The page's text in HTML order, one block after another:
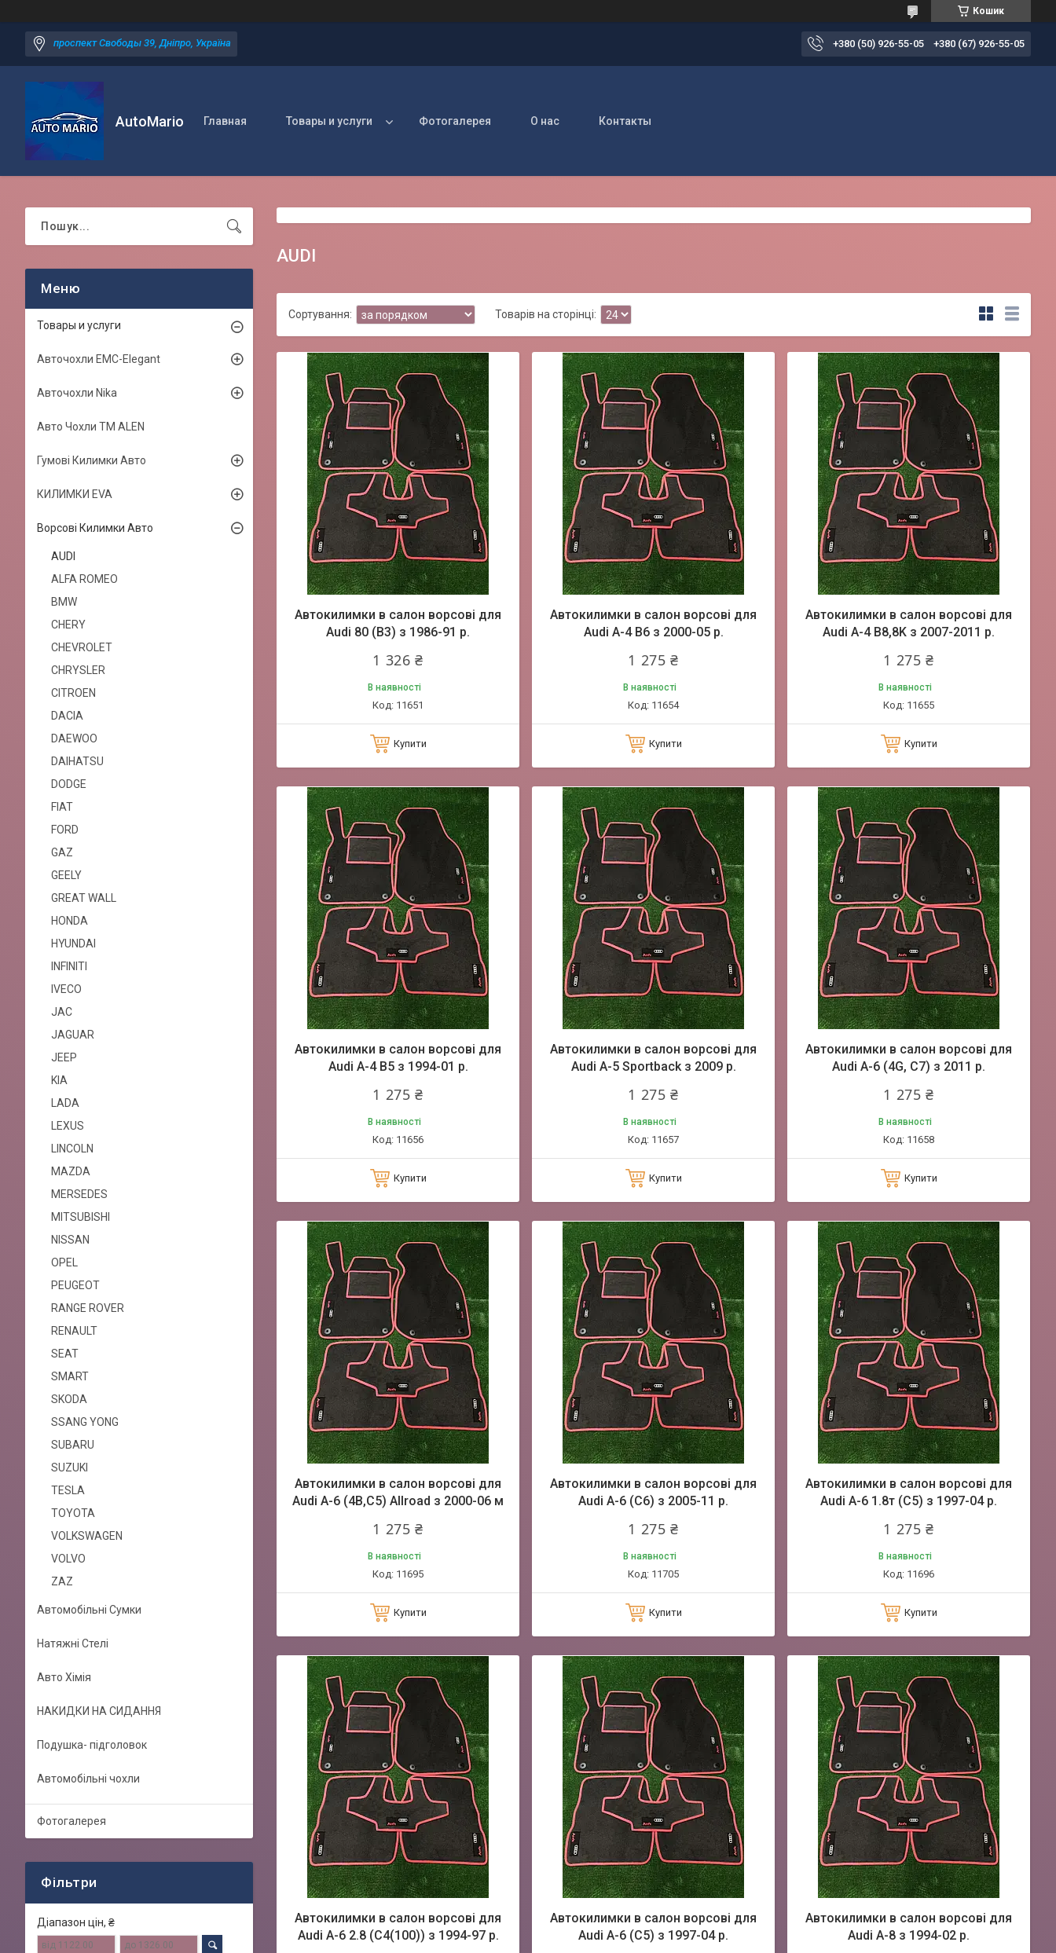
Кошик
проспект Свободы 39, Дніпро, Україна +380 (50) 926-55-05 +380 (67) 926-55-05
AutoMario Главная Товары и услуги Фотогалерея О нас Контакты
AUDI
Автокилимки в салон ворсові для
Audi 80 (B3) з 1986-91 р.
1 326 ₴
В наявності
11651
Купити
Автокилимки в салон ворсові для
Audi A-4 B6 з 2000-05 р.
1 275 ₴
В наявності
11654
Купити
Автокилимки в салон ворсові для
Audi A-4 B8,8K з 2007-2011 р.
1 275 ₴
В наявності
11655
Купити
Автокилимки в салон ворсові для
Audi A-4 В5 з 1994-01 р.
1 275 ₴
В наявності
11656
Купити
Автокилимки в салон ворсові для
Audi A-5 Sportback з 2009 р.
1 275 ₴
В наявності
11657
Купити
Автокилимки в салон ворсові для
Audi A-6 (4G, C7) з 2011 р.
1 275 ₴
В наявності
11658
Купити
Автокилимки в салон ворсові для
Audi A-6 (4B,C5) Allroad з 2000-06 м
1 275 ₴
В наявності
11695
Купити
Автокилимки в салон ворсові для
Audi A-6 (C6) з 2005-11 р.
1 275 ₴
В наявності
11705
Купити
Автокилимки в салон ворсові для
Audi A-6 1.8т (C5) з 1997-04 р.
1 275 ₴
В наявності
11696
Купити
Автокилимки в салон ворсові для
Audi A-6 2.8 (C4(100)) з 1994-97 р.
Автокилимки в салон ворсові для
Audi A-6 (С5) з 1997-04 р.
Автокилимки в салон ворсові для
Audi A-8 з 1994-02 р.
Товары и услуги
Авточохли EMC-Elegant
Авточохли Nika
Авто Чохли TM ALEN
Гумові Килимки Авто
КИЛИМКИ EVA
Ворсові Килимки Авто
AUDI
ALFA ROMEO
BMW
CHERY
CHEVROLET
CHRYSLER
CITROEN
DACIA
DAEWOO
DAIHATSU
DODGE
FIAT
FORD
GAZ
GEELY
GREAT WALL
HONDA
HYUNDAI
INFINITI
IVECO
JAC
JAGUAR
JEEP
KIA
LADA
LEXUS
LINCOLN
MAZDA
MERSEDES
MITSUBISHI
NISSAN
OPEL
PEUGEOT
RANGE ROVER
RENAULT
SEAT
SMART
SKODA
SSANG YONG
SUBARU
SUZUKI
TESLA
TOYOTA
VOLKSWAGEN
VOLVO
ZAZ
Автомобільні Сумки
Натяжні Стелі
Авто Хімія
НАКИДКИ НА СИДАННЯ
Подушка- підголовок
Автомобільні чохли
Фотогалерея
Фільтри
Діапазон цін, ₴